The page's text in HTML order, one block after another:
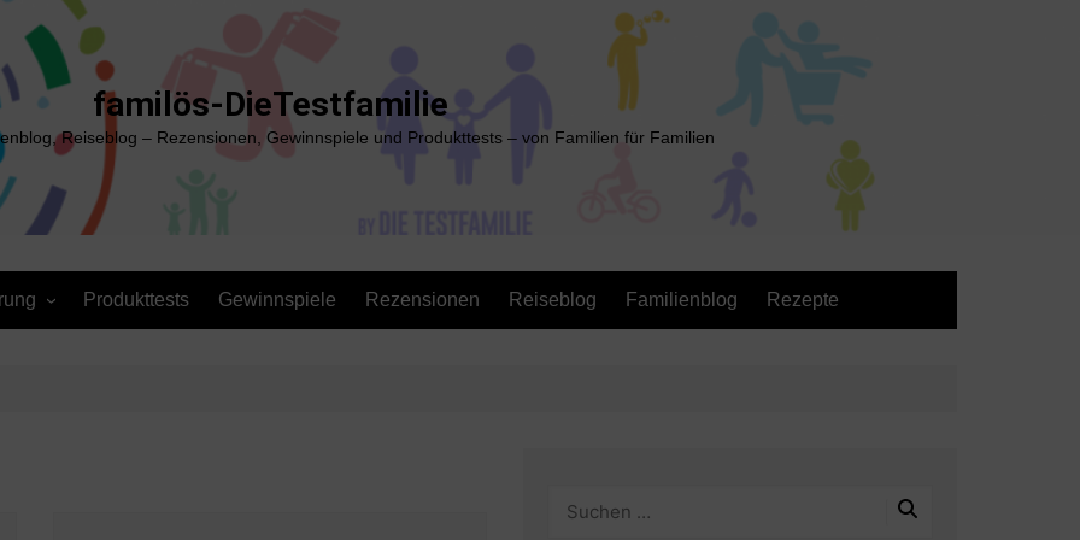
familös-DieTestfamilie
Reiseblog – Rezensionen, Gewinnspiele und Produkttests – von Familien für Familien
Produkttests Gewinnspiele Rezensionen Reiseblog Familienblog Rezepte